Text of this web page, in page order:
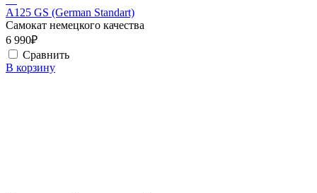
A125 GS (German Standart)
Самокат немецкого качества
6 990₽
Сравнить
В корзину